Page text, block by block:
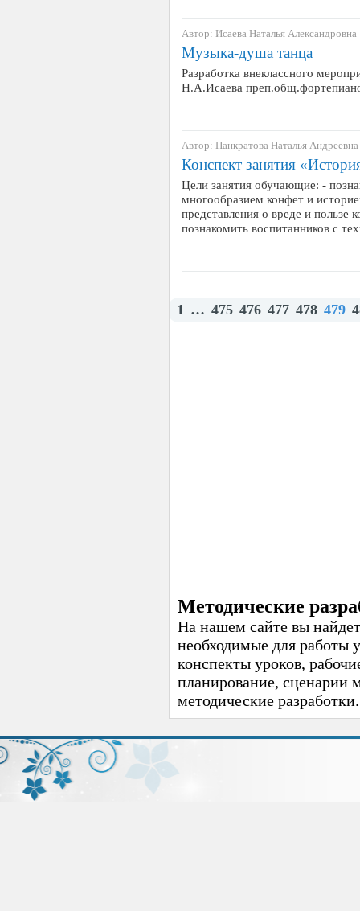
Автор: Исаева Наталья Александровна
Музыка-душа танца
Разработка внеклассного
Н.А.Исаева
Автор: Панкратова Наталья Андреевна
Конспект занятия
Цели занятия обучающие: -
многообразием конфет и
представления о вреде и пользе
познакомить воспитанников с
1 … 475 476 477 478 479
Методические
На нашем сайте вы
необходимые для работы
конспекты уроков,
планирование, сценарии
методические разработки.